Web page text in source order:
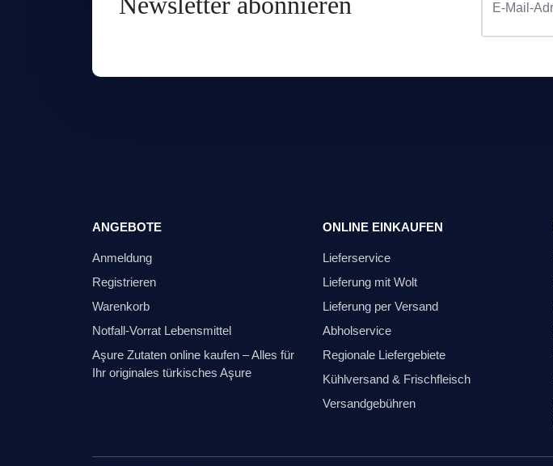
ANGEBOTE
Anmeldung
Registrieren
Warenkorb
Notfall-Vorrat Lebensmittel
Aşure Zutaten online kaufen – Alles für
Ihr originales türkisches Aşure
ONLINE EINKAUFEN
Lieferservice
Lieferung mit Wolt
Lieferung per Versand
Abholservice
Regionale Liefergebiete
Kühlversand & Frischfleisch
Versandgebühren